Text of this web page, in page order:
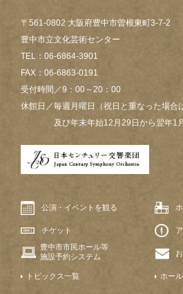
〒561-0802 大阪府豊中市曽根東町3-7-2
豊中市立文化芸術センター
TEL：06-6864-3901
FAX：06-6863-0191
受付時間／9：00～20：00
休館日／毎週月曜日（祝日と重なった場合
及び年末年始12月29日から翌年1
公演・イベントを観る
チケット
豊中市市民ホール等
施設予約システム
トピックス一覧 ホー